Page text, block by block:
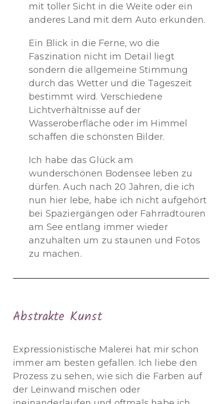
mit toller Sicht in die Weite oder ein
anderes Land mit dem Auto erkunden.
Ein Blick in die Ferne, wo die
Faszination nicht im Detail liegt
sondern die allgemeine Stimmung
durch das Wetter und die Tageszeit
bestimmt wird. Verschiedene
Lichtverhältnisse auf der
Wasseroberfläche oder im Himmel
schaffen die schönsten Bilder.
Ich habe das Glück am
wunderschönen Bodensee leben zu
dürfen. Auch nach 20 Jahren, die ich
nun hier lebe, habe ich nicht aufgehört
bei Spaziergängen oder Fahrradtouren
am See entlang immer wieder
anzuhalten um zu staunen und Fotos
zu machen.
Abstrakte Kunst
Expressionistische Malerei hat mir schon
immer am besten gefallen. Ich liebe den
Prozess zu sehen, wie sich die Farben auf
der Leinwand mischen oder